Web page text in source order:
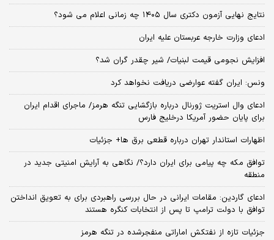
نتایج نهایی آزمون دکتری سال ۱۴۰۵ چه زمانی اعلام می شود؟
ادعای وزارت خارجه عربستان علیه ایران
افزایش نجومی قیمت لبنیات/ شیر چقدر گران شد؟
ونس: ایران گفته عوارضی دریافت نخواهد کرد
ادعای وال استریت ژورنال درباره بازگشایی تنگه هرمز/ ماجرای اقدام ایران
برای پایان حضور آمریکا درخلیج فارس
اظهارات استاندار تهران درباره قطعی برق ها+ جزئیات
توافق مکه چه پیامی برای ایران دارد؟/ نگاهی به آرایش امنیتی جدید در
منطقه
ادعای گاردین: مقامات ایرانی در حال بررسی راهبردی برای به تعویق انداختن
توافق با دولت ترامپ تا پس از انتخابات کنگره هستند
جزئیات تازه از نفتکش اماراتی منفجرشده در تنگه هرمز